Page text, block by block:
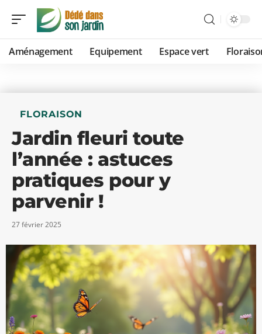
Aménagement Equipement Espace vert
FLORAISON
Jardin fleuri toute
l’année : astuces
pratiques pour y
parvenir !
27 février 2025